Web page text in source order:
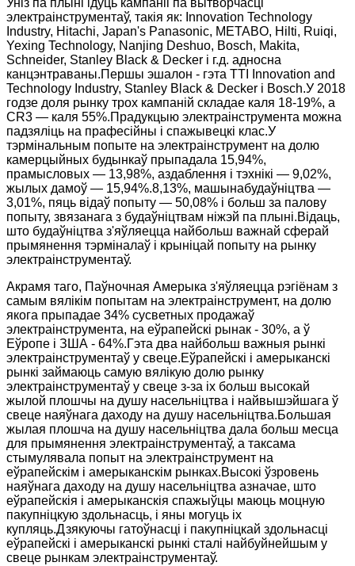
Уніз па плыні ідуць кампаніі па вытворчасці
электраінструментаў, такія як: Innovation Technology
Industry, Hitachi, Japan's Panasonic, METABO, Hilti, Ruiqi,
Yexing Technology, Nanjing Deshuo, Bosch, Makita,
Schneider, Stanley Black & Decker і г.д. адносна
канцэнтраваны.Першы эшалон - гэта TTI Innovation and
Technology Industry, Stanley Black & Decker і Bosch.У 2018
годзе доля рынку трох кампаній складае каля 18-19%, а
CR3 — каля 55%.Прадукцыю электраінструмента можна
падзяліць на прафесійны і спажывецкі клас.У
тэрмінальным попыте на электраінструмент на долю
камерцыйных будынкаў прыпадала 15,94%,
прамысловых — 13,98%, аздаблення і тэхнікі — 9,02%,
жылых дамоў — ​​15,94%.8,13%, машынабудаўніцтва —
3,01%, пяць відаў попыту — 50,08% і больш за палову
попыту, звязанага з будаўніцтвам ніжэй па плыні.Відаць,
што будаўніцтва з'яўляецца найбольш важнай сферай
прымянення тэрміналаў і крыніцай попыту на рынку
электраінструментаў.
Акрамя таго, Паўночная Амерыка з'яўляецца рэгіёнам з
самым вялікім попытам на электраінструмент, на долю
якога прыпадае 34% сусветных продажаў
электраінструмента, на еўрапейскі рынак - 30%, а ў
Еўропе і ЗША - 64%.Гэта два найбольш важныя рынкі
электраінструментаў у свеце.Еўрапейскі і амерыканскі
рынкі займаюць самую вялікую долю рынку
электраінструментаў у свеце з-за іх больш высокай
жылой плошчы на ​​душу насельніцтва і найвышэйшага ў
свеце наяўнага даходу на душу насельніцтва.Большая
жылая плошча на душу насельніцтва дала больш месца
для прымянення электраінструментаў, а таксама
стымулявала попыт на электраінструмент на
еўрапейскім і амерыканскім рынках.Высокі ўзровень
наяўнага даходу на душу насельніцтва азначае, што
еўрапейскія і амерыканскія спажыўцы маюць моцную
пакупніцкую здольнасць, і яны могуць іх
купляць.Дзякуючы гатоўнасці і пакупніцкай здольнасці
еўрапейскі і амерыканскі рынкі сталі найбуйнейшым у
свеце рынкам электраінструментаў.